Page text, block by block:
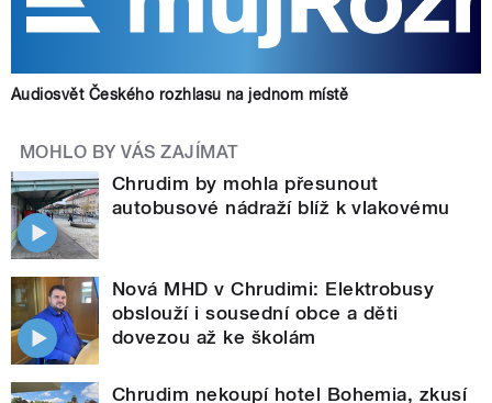
Audiosvět Českého rozhlasu na jednom místě
MOHLO BY VÁS ZAJÍMAT
Chrudim by mohla přesunout
autobusové nádraží blíž k vlakovému
Nová MHD v Chrudimi: Elektrobusy
obslouží i sousední obce a děti
dovezou až ke školám
Chrudim nekoupí hotel Bohemia, zkusí